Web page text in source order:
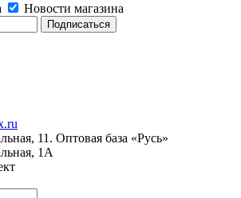
Новости магазина
11. Оптовая база «Русь»
1А